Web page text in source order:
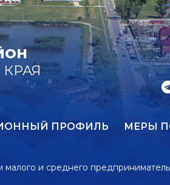
ПРОФИЛЬ МЕРЫ
малого и среднего